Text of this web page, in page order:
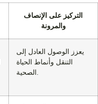
التركيز على الإنصاف
والمرونة
يعزز الوصول العادل إلى
التنقل وأنماط الحياة
الصحية.